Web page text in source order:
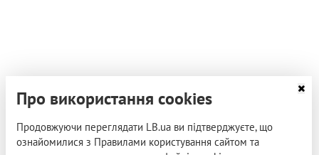
Про використання cookies
Продовжуючи переглядати LB.ua ви підтверджуєте, що
ознайомилися з Правилами користування сайтом та